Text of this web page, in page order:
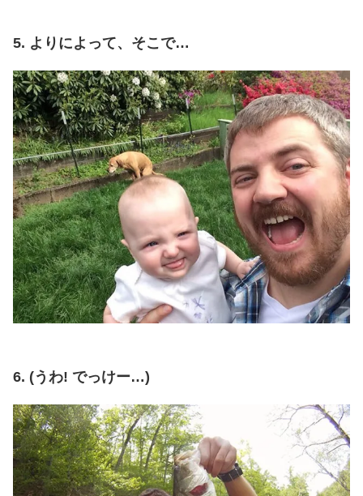
5. よりによって、そこで…
6. (うわ! でっけー…)